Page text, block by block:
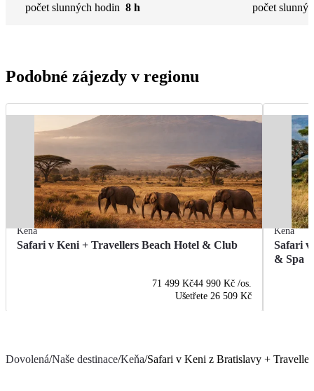
počet slunných hodin 8 h
počet
Podobné zájezdy v regionu
Keňa
Safari v Keni + Travellers Beach Hotel & Club
71 499 Kč44 990 Kč /os.
Ušetřete 26 509 Kč
Keňa
Safari v
& Spa
Dovolená/Naše destinace/Keňa/Safari v Keni z Bratislavy +